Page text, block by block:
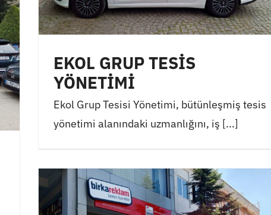
EKOL GRUP TESİS
YÖNETİMİ
Ekol Grup Tesisi Yönetimi, bütünleşmiş tesis
yönetimi alanındaki uzmanlığını, iş [...]